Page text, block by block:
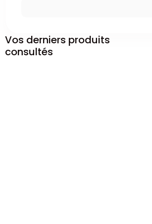
Vos derniers produits
consultés